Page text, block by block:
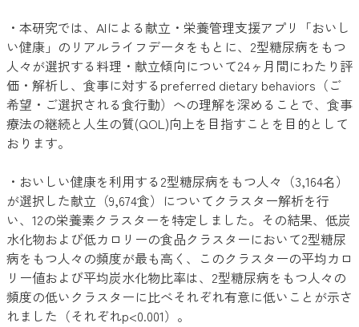
・本研究では、AIによる献立・栄養管理支援アプリ「おいし
い健康」のリアルライフデータをもとに、2型糖尿病をもつ
人々が選択する料理・献立傾向について24ヶ月間にわたり評
価・解析し、食事に対するpreferred dietary behaviors（ご
希望・ご選択される食行動）への理解を深めることで、食事
療法の継続と人生の質(QOL)向上を目指すことを目的として
おります。
・おいしい健康を利用する2型糖尿病をもつ人々（3,164名）
が選択した献立（9,674食）についてクラスター解析を行
い、12の栄養素クラスターを特定しました。その結果、低炭
水化物および低カロリーの食品クラスターにおいて2型糖尿
病をもつ人々の頻度が最も高く、このクラスターの平均カロ
リー値および平均炭水化物比率は、2型糖尿病をもつ人々の
頻度の低いクラスターに比べそれぞれ有意に低いことが示さ
れました（それぞれp<0.001）。